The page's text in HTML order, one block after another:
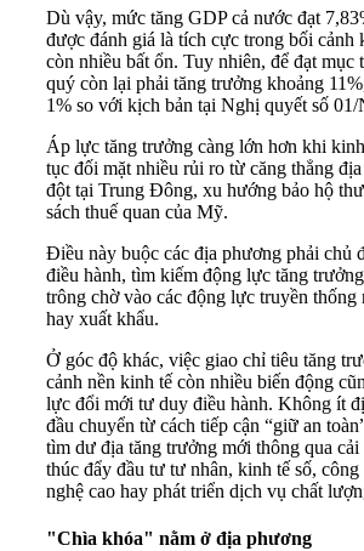
Dù vậy, mức tăng GDP cả nước đạt
được đánh giá là tích cực trong bối cảnh
còn nhiều bất ổn. Tuy nhiên, để đạt mục
quý còn lại phải tăng trưởng khoảng
1% so với kịch bản tại Nghị quyết số 01/
Áp lực tăng trưởng càng lớn hơn khi
tục đối mặt nhiều rủi ro từ căng thẳng
đột tại Trung Đông, xu hướng bảo hộ
sách thuế quan của Mỹ.
Điều này buộc các địa phương phải chủ
điều hành, tìm kiếm động lực tăng
trông chờ vào các động lực truyền thống
hay xuất khẩu.
Ở góc độ khác, việc giao chỉ tiêu tăng
cảnh nền kinh tế còn nhiều biến động
lực đổi mới tư duy điều hành. Không ít
đầu chuyển từ cách tiếp cận “giữ an
tìm dư địa tăng trưởng mới thông qua cải
thúc đẩy đầu tư tư nhân, kinh tế số,
nghệ cao hay phát triển dịch vụ chất
"Chìa khóa" nằm ở địa phương